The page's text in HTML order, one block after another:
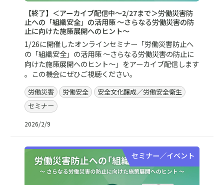
【終了】＜アーカイブ配信中～2/27まで＞労働災害防
止への「組織安全」の活用策 ～さらなる労働災害の防
止に向けた施策展開へのヒント～
1/26に開催したオンラインセミナー「労働災害防止へ
の「組織安全」の活用策 ～さらなる労働災害の防止に
向けた施策展開へのヒント～」をアーカイブ配信します
。この機会にぜひご視聴ください。
労働災害 労働安全
安全文化醸成／労働安全衛生
セミナー
2026/2/9
セミナー／イベント